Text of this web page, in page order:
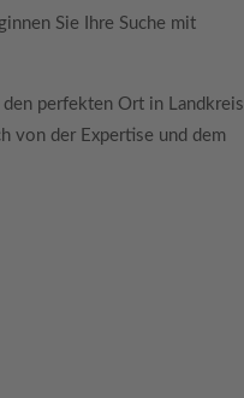
Sie Ihre Suche mit
den perfekten Ort in Landkreis
von der Expertise und dem